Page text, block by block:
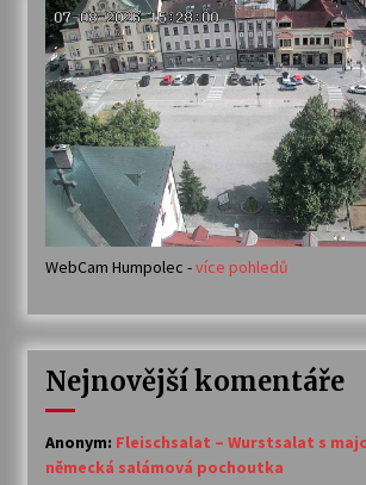
WebCam Humpolec -více pohledů
Nejnovější komentáře
Anonym: Fleischsalat – Wurstsalat s
německá salámová pochoutka